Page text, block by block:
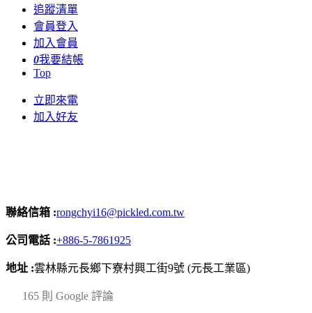
追蹤清單
會員登入
加入會員
0我要結帳
Top
立即來電
加入好友
聯絡信箱 :rongchyi16@pickled.com.tw
公司電話 :+886-5-7861925
地址 :雲林縣元長鄉下寮村興工街9號 (元長工業區)
165 則 Google 評論